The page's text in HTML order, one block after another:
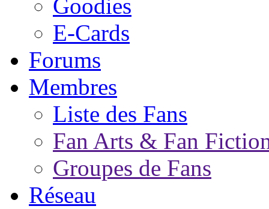
Goodies
E-Cards
Forums
Membres
Liste des Fans
Fan Arts & Fan
Groupes de Fans
Réseau